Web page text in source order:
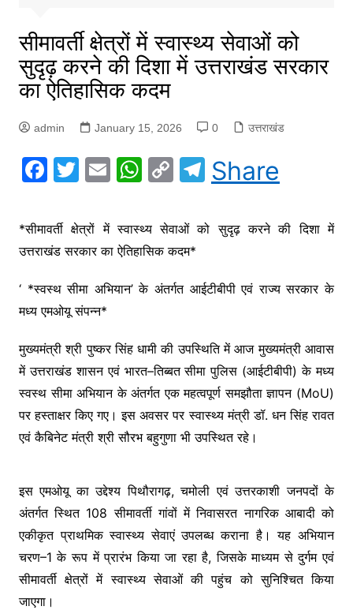
सीमावर्ती क्षेत्रों में स्वास्थ्य सेवाओं को
सुदृढ़ करने की दिशा में उत्तराखंड सरकार
का ऐतिहासिक कदम
admin January 15, 2026 0 उत्तराखंड
F
c
e
o
o
k
T
itt
er
E
ai
l
W
at
s
p
C
p
y
n
T
el
e
gr
m
Share
*सीमावर्ती क्षेत्रों में स्वास्थ्य सेवाओं को सुदृढ़ करने की दिशा में
उत्तराखंड सरकार का ऐतिहासिक कदम*
‘ *स्वस्थ सीमा अभियान’ के अंतर्गत आईटीबीपी एवं राज्य सरकार के
मध्य एमओयू संपन्न*
मुख्यमंत्री श्री पुष्कर सिंह धामी की उपस्थिति में आज मुख्यमंत्री आवास
में उत्तराखंड शासन एवं भारत–तिब्बत सीमा पुलिस (आईटीबीपी) के मध्य
स्वस्थ सीमा अभियान के अंतर्गत एक महत्वपूर्ण समझौता ज्ञापन (MoU)
पर हस्ताक्षर किए गए। इस अवसर पर स्वास्थ्य मंत्री डॉ. धन सिंह रावत
एवं कैबिनेट मंत्री श्री सौरभ बहुगुणा भी उपस्थित रहे।
इस एमओयू का उद्देश्य पिथौरागढ़, चमोली एवं उत्तरकाशी जनपदों के
अंतर्गत स्थित 108 सीमावर्ती गांवों में निवासरत नागरिक आबादी को
एकीकृत प्राथमिक स्वास्थ्य सेवाएं उपलब्ध कराना है। यह अभियान
चरण–1 के रूप में प्रारंभ किया जा रहा है, जिसके माध्यम से दुर्गम एवं
सीमावर्ती क्षेत्रों में स्वास्थ्य सेवाओं की पहुंच को सुनिश्चित किया
जाएगा।